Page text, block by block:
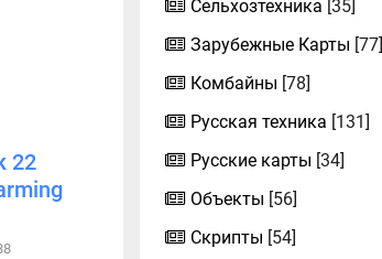
22
Сельхозтехника [35]
Зарубежные Карты [77]
Комбайны [78]
Русская техника [131]
Русские карты [34]
Объекты [56]
Скрипты [54]